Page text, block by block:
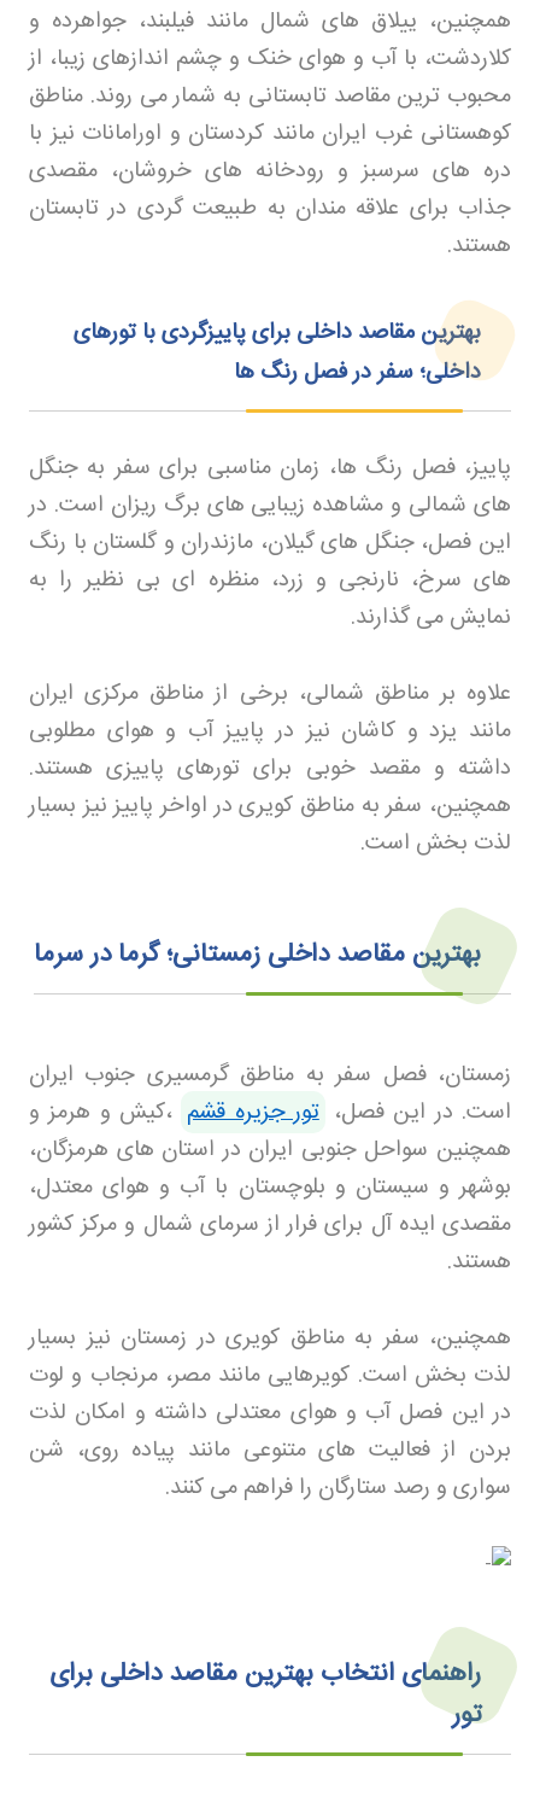
همچنین، ییلاق های شمال مانند فیلبند، جواهرده و
کلاردشت، با آب و هوای خنک و چشم اندازهای زیبا، از
محبوب ترین مقاصد تابستانی به شمار می روند. مناطق
کوهستانی غرب ایران مانند کردستان و اورامانات نیز با
دره های سرسبز و رودخانه های خروشان، مقصدی
جذاب برای علاقه مندان به طبیعت گردی در تابستان
هستند.
بهترین مقاصد داخلی برایپاییزگردی با تورهای
داخلی؛ سفر در فصل رنگ‌ ها
پاییز، فصل رنگ ها، زمان مناسبی برای سفر به جنگل
های شمالی و مشاهده زیبایی های برگ ریزان است. در
این فصل، جنگل های گیلان، مازندران و گلستان با رنگ
های سرخ، نارنجی و زرد، منظره ای بی نظیر را به
نمایش می گذارند.
علاوه بر مناطق شمالی، برخی از مناطق مرکزی ایران
مانند یزد و کاشان نیز در پاییز آب و هوای مطلوبی
داشته و مقصد خوبی برای تورهای پاییزی هستند.
همچنین، سفر به مناطق کویری در اواخر پاییز نیز بسیار
لذت بخش است.
بهترین مقاصد داخلیزمستانی؛ گرما در سرما
زمستان، فصل سفر به مناطق گرمسیری جنوب ایران
است. در این فصل، تور جزیره قشم ،کیش و هرمز و
همچنین سواحل جنوبی ایران در استان های هرمزگان،
بوشهر و سیستان و بلوچستان با آب و هوای معتدل،
مقصدی ایده آل برای فرار از سرمای شمال و مرکز کشور
هستند.
همچنین، سفر به مناطق کویری در زمستان نیز بسیار
لذت بخش است. کویرهایی مانند مصر، مرنجاب و لوت
در این فصل آب و هوای معتدلی داشته و امکان لذت
بردن از فعالیت های متنوعی مانند پیاده روی، شن
سواری و رصد ستارگان را فراهم می کنند.
راهنمای انتخاب بهترین مقاصد داخلی برای
تور